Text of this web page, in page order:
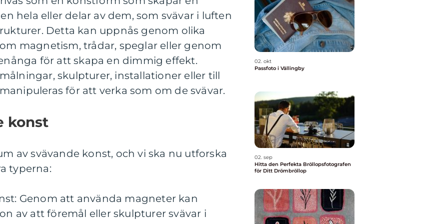
hela eller delar av dem, som svävar i luften
Detta kan uppnås genom olika
magnetism, trådar, speglar eller genom
för att skapa en dimmig effekt.
skulpturer, installationer eller till
för att verka som om de svävar.
konst
av svävande konst, och vi ska nu utforska
typerna:
Genom att använda magneter kan
av att föremål eller skulpturer svävar i
02. okt
Passfoto i Vällingby
02. sep
Hitta den Perfekta Bröllopsfotografen
för Ditt Drömbröllop